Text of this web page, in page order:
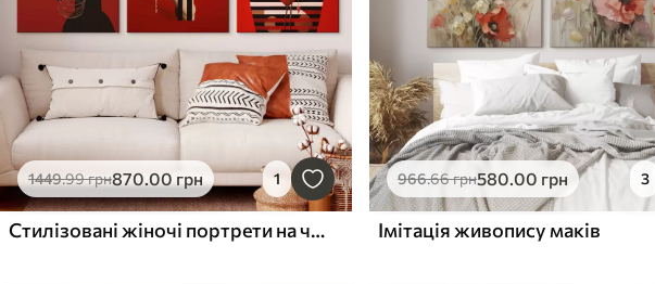
1449.99грн870.00 грн 1
Стилізовані жіночі портрети на червоному тлі
966.66грн580.00 грн 3
Імітація живопису маків